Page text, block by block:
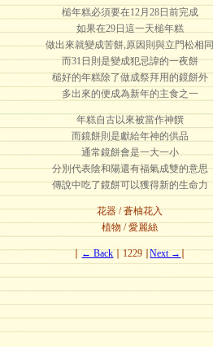
槌年糕必須要在12月28日前完成
如果在29日這一天槌年糕
做出來就變成苦餅,原因則與立門松相同
而31日則是變成犯忌諱的一夜餅
槌好的年糕除了做成祭拜用的鏡餅外
多出來的便成為新年的主食之一
年糕自古以來被當作神饌
而鏡餅則是獻給年神的供品
通常鏡餅會是一大一小
分別代表陰和陽還有福氣成雙的意思
傳說中吃了鏡餅可以獲得新的生命力
花器 / 蒼柚花入
植物 / 愛麗絲
∣← Back∣ 1229 ∣Next →∣